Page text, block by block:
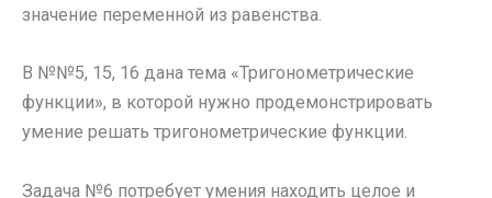
значение переменной из равенства.
В №№5, 15, 16 дана тема «Тригонометрические
функции», в которой нужно продемонстрировать
умение решать тригонометрические функции.
Задача №6 потребует умения находить целое и